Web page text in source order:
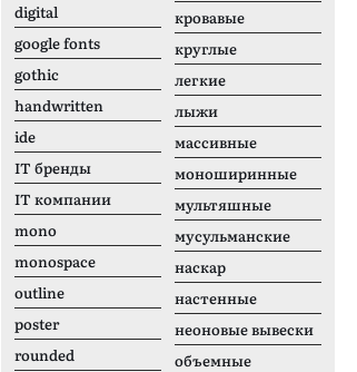
digital
google fonts
gothic
handwritten
ide
IT бренды
IT компании
mono
monospace
outline
poster
rounded
кровавые
круглые
легкие
лыжи
массивные
моноширинные
мультяшные
мусульманские
наскар
настенные
неоновые вывески
объемные